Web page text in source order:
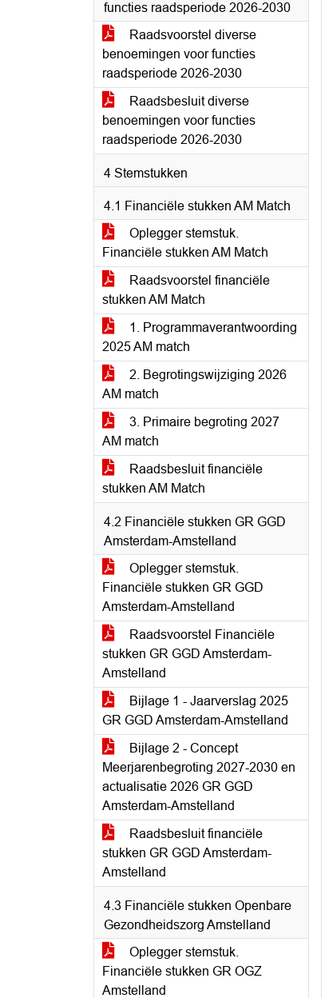
functies raadsperiode 2026-2030
Raadsvoorstel diverse
benoemingen voor functies
raadsperiode 2026-2030
Raadsbesluit diverse
benoemingen voor functies
raadsperiode 2026-2030
4 Stemstukken
4.1 Financiële stukken AM Match
Oplegger stemstuk.
Financiële stukken AM Match
Raadsvoorstel financiële
stukken AM Match
1. Programmaverantwoording
2025 AM match
2. Begrotingswijziging 2026
AM match
3. Primaire begroting 2027
AM match
Raadsbesluit financiële
stukken AM Match
4.2 Financiële stukken GR GGD
Amsterdam-Amstelland
Oplegger stemstuk.
Financiële stukken GR GGD
Amsterdam-Amstelland
Raadsvoorstel Financiële
stukken GR GGD Amsterdam-
Amstelland
Bijlage 1 - Jaarverslag 2025
GR GGD Amsterdam-Amstelland
Bijlage 2 - Concept
Meerjarenbegroting 2027-2030 en
actualisatie 2026 GR GGD
Amsterdam-Amstelland
Raadsbesluit financiële
stukken GR GGD Amsterdam-
Amstelland
4.3 Financiële stukken Openbare
Gezondheidszorg Amstelland
Oplegger stemstuk.
Financiële stukken GR OGZ
Amstelland